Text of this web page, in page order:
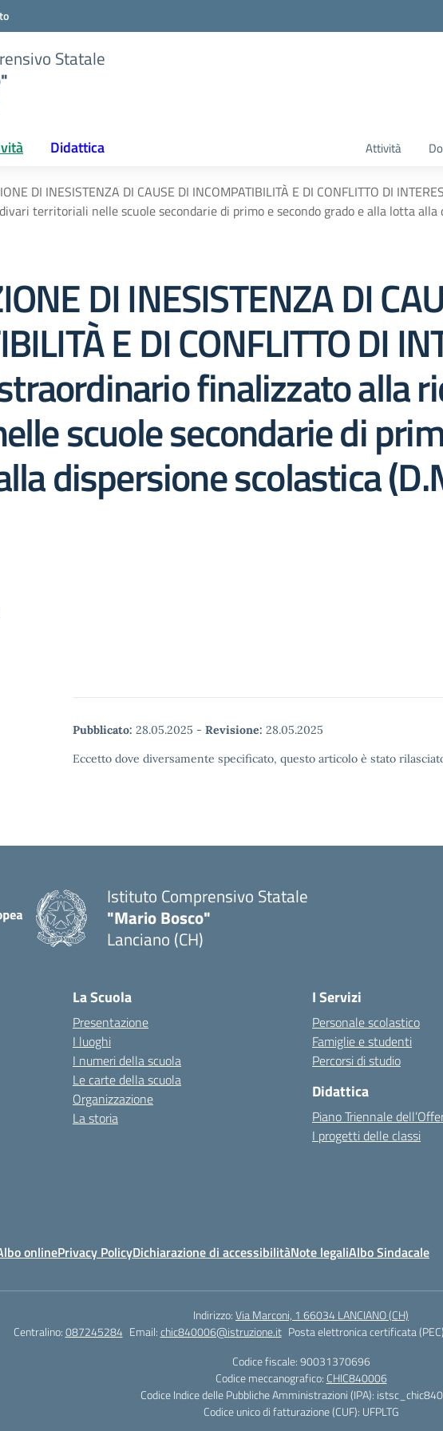
Statale
Didattica Attività
DI INESISTENZA DI CAUSE DI INCOMPATIBILITÀ E DI CONFLITTO DI
territoriali nelle scuole secondarie di primo e secondo grado e alla lotta
DI INESISTENZA DI
E DI CONFLITTO DI
finalizzato alla
scuole secondarie di
dispersione scolastica
Pubblicato: 28.05.2025 - Revisione: 28.05.2025
Eccetto dove diversamente specificato, questo articolo è stato
Istituto Comprensivo Statale
"Mario Bosco"
Lanciano (CH)
La Scuola
Presentazione
I luoghi
I numeri della scuola
Le carte della scuola
Organizzazione
La storia
I Servizi
Personale scolastico
Famiglie e studenti
Percorsi di studio
Didattica
Piano Triennale
I progetti delle classi
onlinePrivacy PolicyDichiarazione di accessibilitàNote legaliAlbo Sindacale
Indirizzo:Via Marconi, 1 66034 LANCIANO (CH)
Centralino:087245284 Email:chic840006@istruzione.it Posta elettronica certificata
Codice fiscale: 90031370696
Codice meccanografico: CHIC840006
Codice Indice delle Pubbliche Amministrazioni (IPA):
Codice unico di fatturazione (CUF): UFPLTG